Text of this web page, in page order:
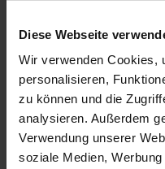
Diese Webseite
Wir verwenden Cookies,
personalisieren,
zu können und die
analysieren. Außerdem
Verwendung unserer
soziale Medien,